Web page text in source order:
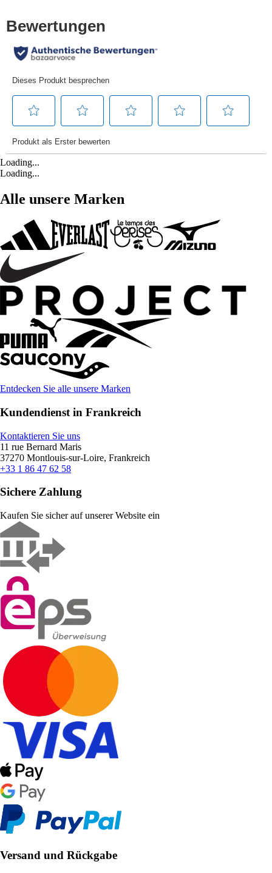
Loading...
Loading...
Alle unsere Marken
Entdecken Sie alle unsere Marken
Kundendienst in Frankreich
Kontaktieren Sie uns
11 rue Bernard Maris
37270 Montlouis-sur-Loire, Frankreich
+33 1 86 47 62 58
Sichere Zahlung
Kaufen Sie sicher auf unserer Website ein
Versand und Rückgabe